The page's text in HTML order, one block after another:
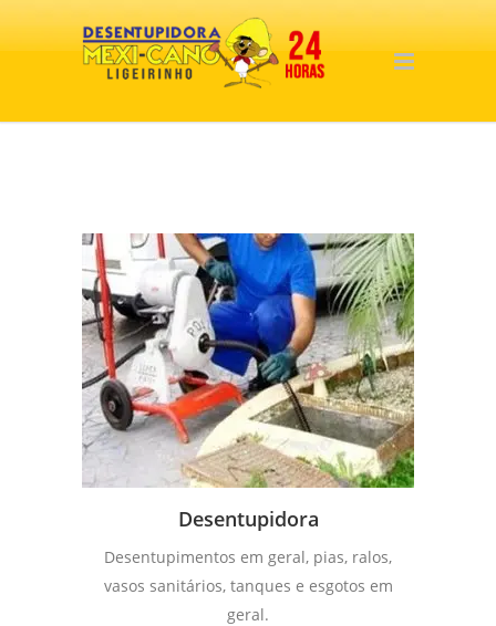
Desentupidora
Desentupimentos em geral, pias, ralos,
vasos sanitários, tanques e esgotos em
geral.